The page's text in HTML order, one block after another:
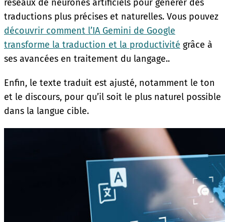
réseaux de neurones artificiels pour générer des
traductions plus précises et naturelles. Vous pouvez
découvrir comment l’IA Gemini de Google
transforme la traduction et la productivité grâce à
ses avancées en traitement du langage..
Enfin, le texte traduit est ajusté, notamment le ton
et le discours, pour qu’il soit le plus naturel possible
dans la langue cible.